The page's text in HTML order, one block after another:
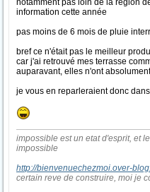
notamment pas loin de la région
information cette année
pas moins de 6 mois de pluie
bref ce n'était pas le meilleur
car j'ai retrouvé mes terrasse
auparavant, elles n'ont
je vous en reparleraient donc
impossible est un etat d'esprit, et
impossible
http://bienvenuechezmoi.over-
certain reve de construire, moi je